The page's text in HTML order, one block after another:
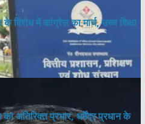
में कांग्रेस का मार्च, उच्च शिक्षा
का अतिरिक्त प्रभार, धर्मेंद्र प्रधान के